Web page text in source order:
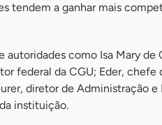
tendem a ganhar mais
como Isa Mary de
federal da CGU; Eder, chefe
diretor de Administração e
instituição.